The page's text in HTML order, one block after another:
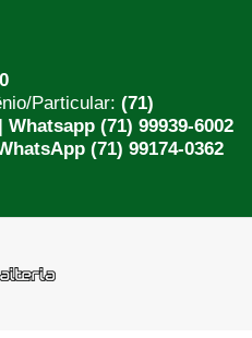
Particular: (71)
Whatsapp (71) 99939-6002
(71) 99174-0362